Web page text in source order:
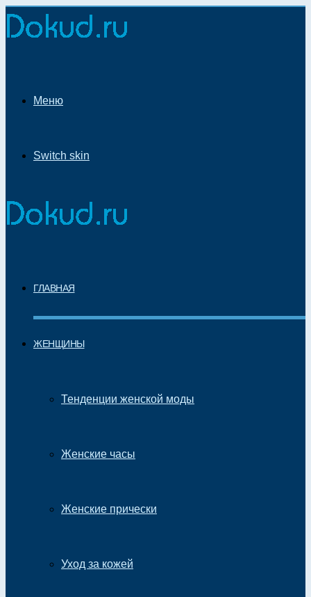
Меню
Switch skin
ГЛАВНАЯ
ЖЕНЩИНЫ
Тенденции женской моды
Женские часы
Женские прически
Уход за кожей